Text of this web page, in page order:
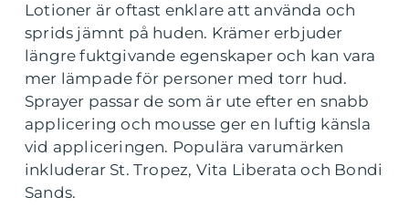
Lotioner är oftast enklare att använda och
sprids jämnt på huden. Krämer erbjuder
längre fuktgivande egenskaper och kan vara
mer lämpade för personer med torr hud.
Sprayer passar de som är ute efter en snabb
applicering och mousse ger en luftig känsla
vid appliceringen. Populära varumärken
inkluderar St. Tropez, Vita Liberata och Bondi
Sands.